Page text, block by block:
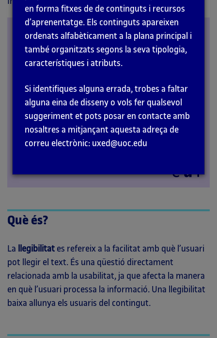
Llegibilitat
PRINCIPIS
Què és?
La llegibilitat es refereix a la facilitat amb què l’usuari
pot llegir el text. És una qüestió directament
relacionada amb la usabilitat, ja que afecta la manera
en què l’usuari processa la informació. Una llegibilitat
baixa allunya els usuaris del contingut.
en forma fitxes de de continguts i recursos
d’aprenentatge. Els continguts apareixen
ordenats alfabèticament a la plana principal i
també organitzats segons la seva tipologia,
característiques i atributs.
Si identifiques alguna errada, trobes a faltar
alguna eina de disseny o vols fer qualsevol
suggeriment et pots posar en contacte amb
nosaltres a mitjançant aquesta adreça de
correu electrònic: uxed@uoc.edu